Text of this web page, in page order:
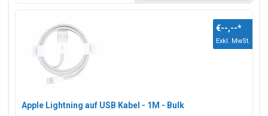
Apple Lightning auf USB Kabel - 1M - Bulk
€--,--*
Exkl. MwSt.